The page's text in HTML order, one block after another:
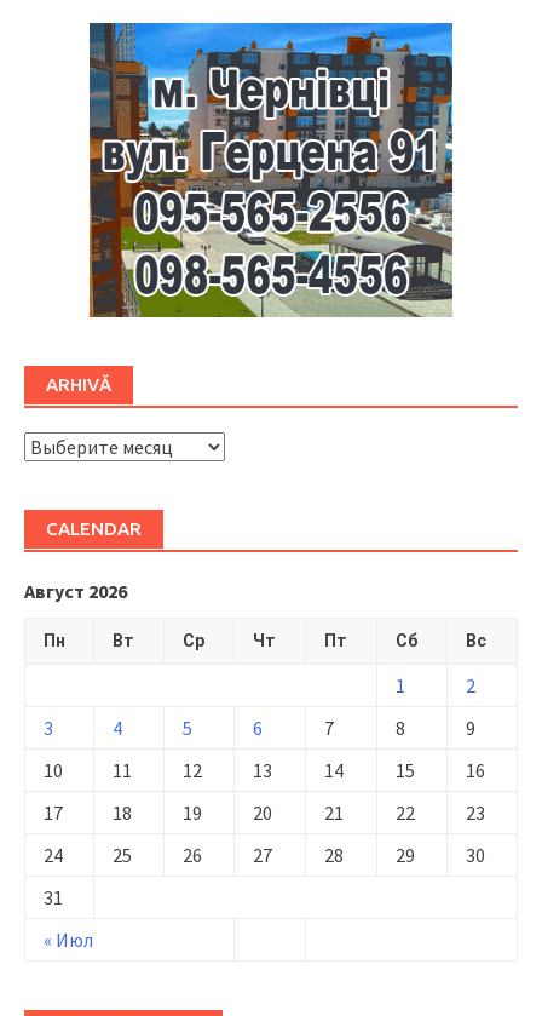
ARHIVĂ
ARHIVĂ
CALENDAR
Август 2026
Пн Вт Ср Чт Пт Сб Вс
« Июл
1
2
3
4 5 6 7 8
9
10
11 12 13 14 15
16
17
18 19 20 21 22
23
24
25 26 27 28 29
30
31